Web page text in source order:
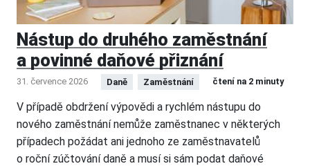
Nástup do druhého zaměstnání
a povinné daňové přiznání
31. července 2026 Daně Zaměstnání čtení na 2 minuty
V případě obdržení výpovědi a rychlém nástupu do
nového zaměstnání nemůže zaměstnanec v některých
případech požádat ani jednoho ze zaměstnavatelů
o roční zúčtování daně a musí si sám podat daňové